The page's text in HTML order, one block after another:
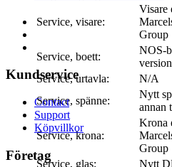
Service, visare:
Visare
Group
Service, boett:
NOS-
Service, urtavla:
N/A
Service, spänne:
Nytt
annan
Service, krona:
Krona
Group
Service, glas:
Nytt
Kundservice
Contact
Support
Köpvillkor
Företag